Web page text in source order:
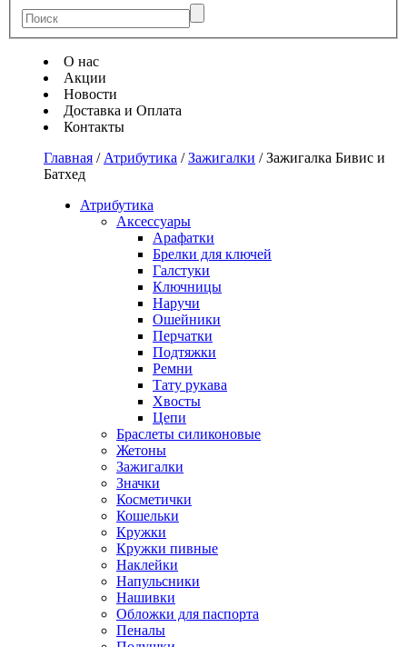
О нас
Акции
Новости
Доставка и Оплата
Контакты
Главная / Атрибутика /Зажигалки /Зажигалка Бивис и
Батхед
Атрибутика
Аксессуары
Арафатки
Брелки для ключей
Галстуки
Ключницы
Наручи
Ошейники
Перчатки
Подтяжки
Ремни
Тату рукава
Хвосты
Цепи
Браслеты силиконовые
Жетоны
Зажигалки
Значки
Косметички
Кошельки
Кружки
Кружки пивные
Наклейки
Напульсники
Нашивки
Обложки для паспорта
Пеналы